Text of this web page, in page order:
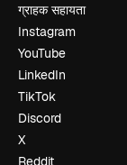
ग्राहक सहायता
Instagram
YouTube
LinkedIn
TikTok
Discord
X
Reddit